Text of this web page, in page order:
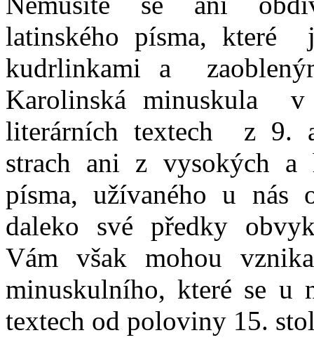
latinského písma, které
kudrlinkami a
Karolinská minuskula
literárních textech z 9.
strach ani z vysokých a
písma, užívaného u nás
daleko své předky
Vám však mohou
minuskulního, které se u
textech od poloviny 15.